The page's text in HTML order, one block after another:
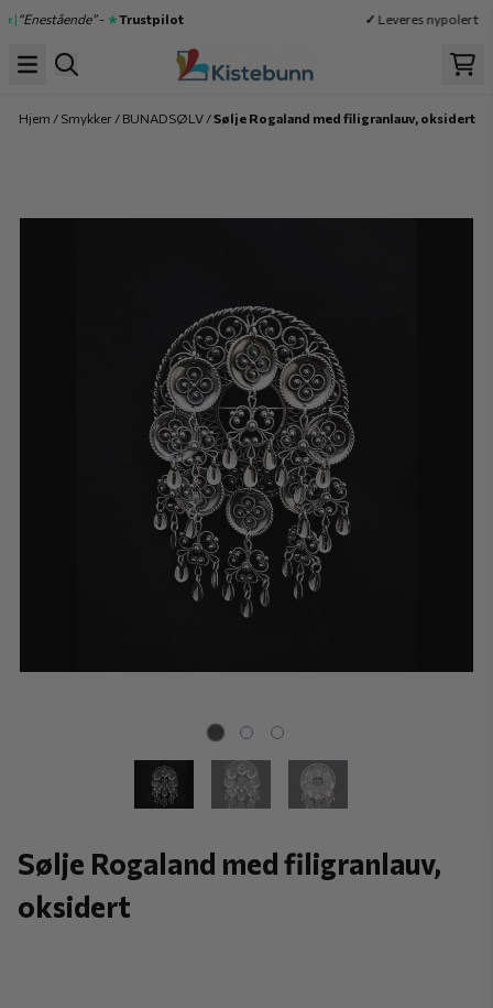
Hopp til innhold
“Enestående”-★Trustpilot ✓Leveres nypolert✓
Hjem / Smykker / BUNADSØLV /Sølje Rogaland med filigranlauv, oksidert
Sølje Rogaland med filigranlauv,
oksidert